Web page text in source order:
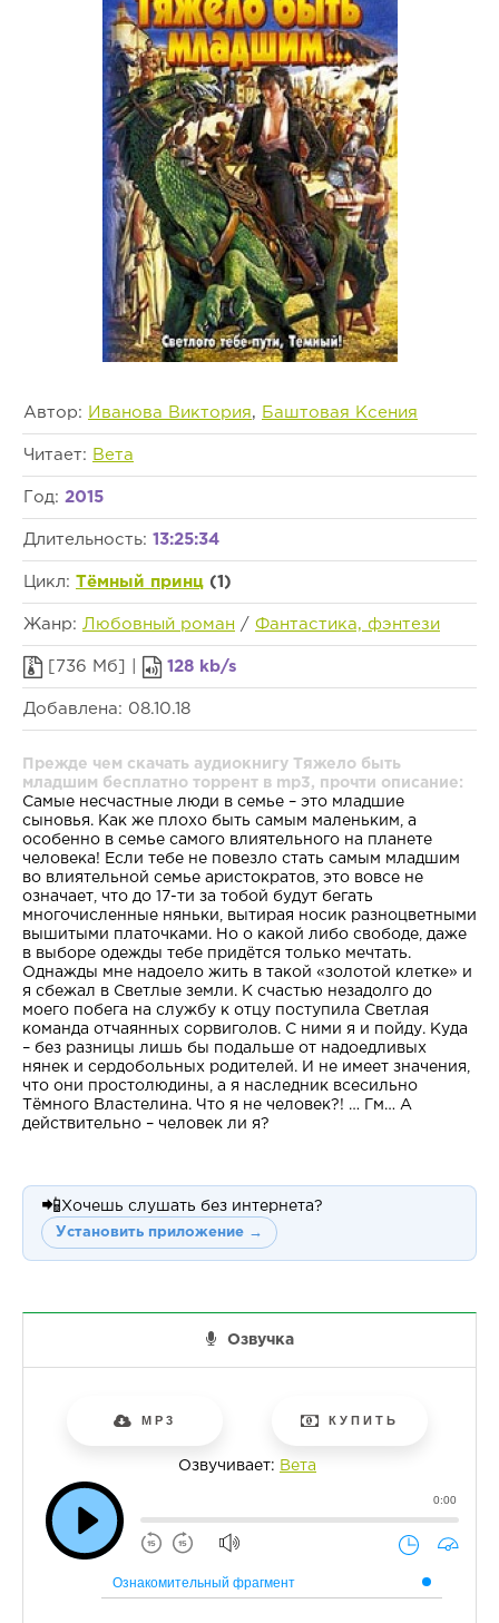
Автор: Иванова Виктория, Баштовая Ксения
Читает: Вета
Год: 2015
Длительность: 13:25:34
Цикл: Тёмный принц (1)
Жанр: Любовный роман / Фантастика, фэнтези
[736 Мб] | 128 kb/s
Добавлена: 08.10.18
Прежде чем скачать аудиокнигу Тяжело быть
младшим бесплатно торрент в mp3, прочти описание:
Самые несчастные люди в семье – это младшие
сыновья. Как же плохо быть самым маленьким, а
особенно в семье самого влиятельного на планете
человека! Если тебе не повезло стать самым младшим
во влиятельной семье аристократов, это вовсе не
означает, что до 17-ти за тобой будут бегать
многочисленные няньки, вытирая носик разноцветными
вышитыми платочками. Но о какой либо свободе, даже
в выборе одежды тебе придётся только мечтать.
Однажды мне надоело жить в такой «золотой клетке» и
я сбежал в Светлые земли. К счастью незадолго до
моего побега на службу к отцу поступила Светлая
команда отчаянных сорвиголов. С ними я и пойду. Куда
– без разницы лишь бы подальше от надоедливых
нянек и сердобольных родителей. И не имеет значения,
что они простолюдины, а я наследник всесильно
Тёмного Властелина. Что я не человек?! … Гм… А
действительно – человек ли я?
📲 Хочешь слушать без интернета?
Установить приложение →
Озвучка
MP3 КУПИТЬ
Озвучивает: Вета
0:00
Ознакомительный фрагмент